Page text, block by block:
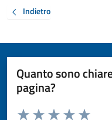
Indietro
Quanto sono
pagina?
Valuta da 1 a 5 stelle la